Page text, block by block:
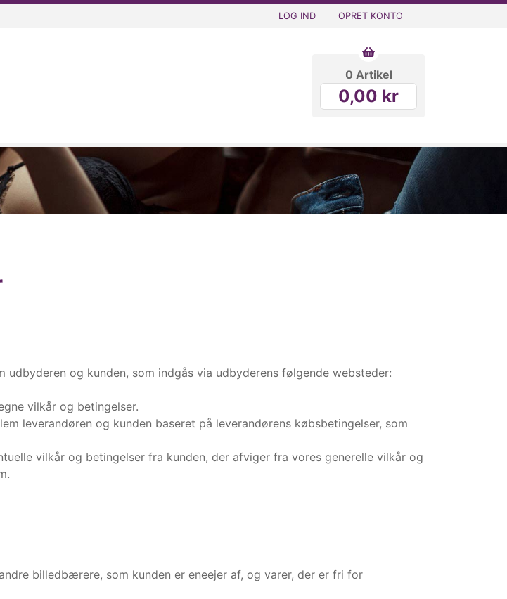
LOG IND OPRET KONTO
0 Artikel
0,00 kr
og kunden, som indgås via udbyderens følgende websteder:
vilkår og betingelser.
leverandøren og kunden baseret på leverandørens købsbetingelser, som
vilkår og betingelser fra kunden, der afviger fra vores generelle vilkår og
billedbærere, som kunden er eneejer af, og varer, der er fri for